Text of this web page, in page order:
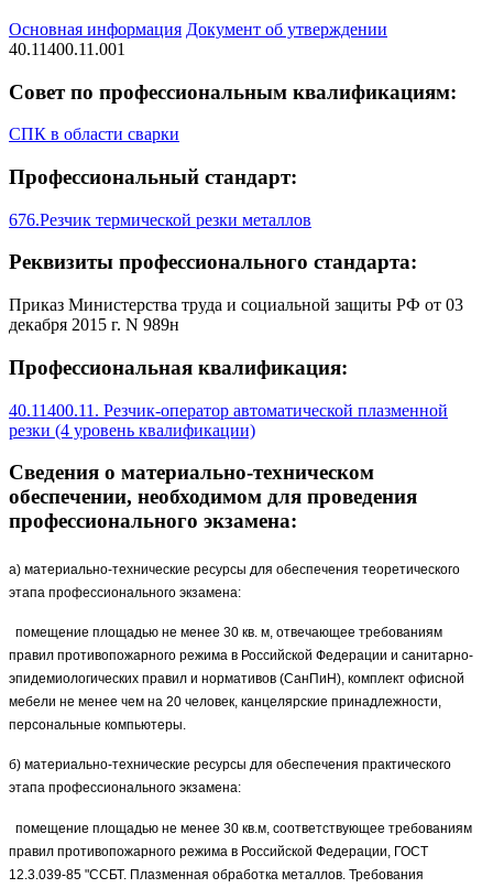
Основная информация Документ об утверждении
40.11400.11.001
Совет по профессиональным квалификациям:
СПК в области сварки
Профессиональный стандарт:
676.Резчик термической резки металлов
Реквизиты профессионального стандарта:
Приказ Министерства труда и социальной защиты РФ от 03
декабря 2015 г. N 989н
Профессиональная квалификация:
40.11400.11. Резчик-оператор автоматической плазменной
резки (4 уровень квалификации)
Сведения о материально-техническом
обеспечении, необходимом для проведения
профессионального экзамена:
а) материально-технические ресурсы для обеспечения теоретического
этапа профессионального экзамена:
помещение площадью не менее 30 кв. м, отвечающее требованиям
правил противопожарного режима в Российской Федерации и санитарно-
эпидемиологических правил и нормативов (СанПиН), комплект офисной
мебели не менее чем на 20 человек, канцелярские принадлежности,
персональные компьютеры.
б) материально-технические ресурсы для обеспечения практического
этапа профессионального экзамена:
помещение площадью не менее 30 кв.м, соответствующее требованиям
правил противопожарного режима в Российской Федерации, ГОСТ
12.3.039-85 "ССБТ. Плазменная обработка металлов. Требования